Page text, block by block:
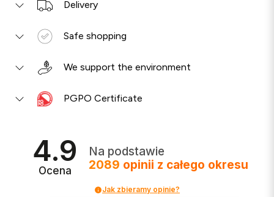
Delivery
Safe shopping
We support the environment
PGPO Certificate
4.9
Ocena
Na podstawie
2089 opinii z całego okresu
Jak zbieramy opinie?